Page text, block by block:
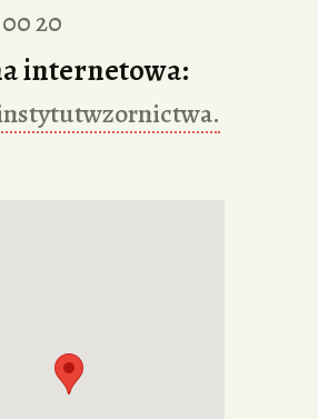
20
internetowa: